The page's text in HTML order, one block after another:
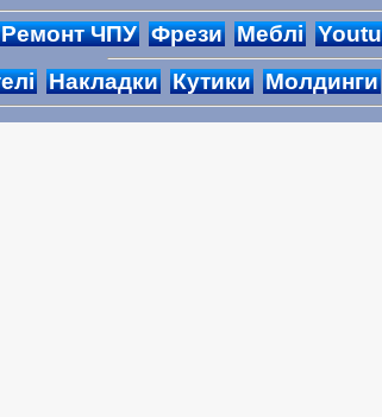
Ремонт ЧПУ Фрези Меблі
Накладки Кутики Молдинги